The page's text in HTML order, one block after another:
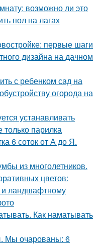
возможно ли это
пол на лагах
первые шаги
дизайна на дачном
с ребенком сад на
огорода на
устанавливать
только парилка
6 соток от А до Я.
из многолетников.
цветов:
ландшафтному
Как наматывать
Мы очарованы: 6